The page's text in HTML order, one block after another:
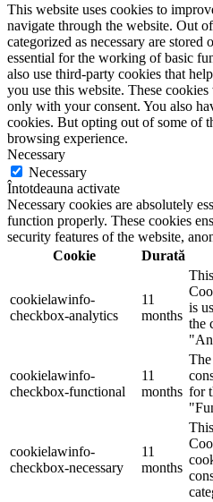
This website uses cookies to
navigate through the website. Out
categorized as necessary are stored
essential for the working of basic
also use third-party cookies that
you use this website. These
only with your consent. You also
cookies. But opting out of some of
browsing experience.
Necessary
Necessary
Întotdeauna activate
Necessary cookies are absolutely
function properly. These cookies
security features of the website,
Cookie
Durată
cookielawinfo-
checkbox-analytics
11
months
is
the
cookielawinfo-
checkbox-functional
11
months for
cookielawinfo-
checkbox-necessary
11
months